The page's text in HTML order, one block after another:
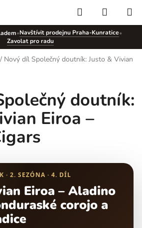
•Navštívit prodejnu Praha-Kunratice•
Zavolat pro radu
Hledat
KOŠÍK
/ Nový díl Společný doutník: Justo & Vivian
doutník:
Eiroa –
· 2. SEZÓNA · 4. DÍL
Eiroa – Aladino
corojo a